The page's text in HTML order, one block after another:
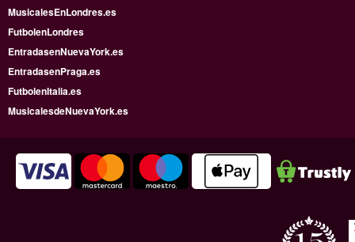
MusicalesEnLondres.es
FutbolenLondres
EntradasenNuevaYork.es
EntradasenPraga.es
FutbolenItalia.es
MusicalesdeNuevaYork.es